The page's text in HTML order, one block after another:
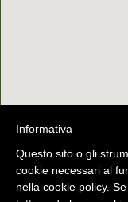
La Valsassina (C) -
Informativa
Questo sito o gli
cookie necessari al
nella cookie policy.